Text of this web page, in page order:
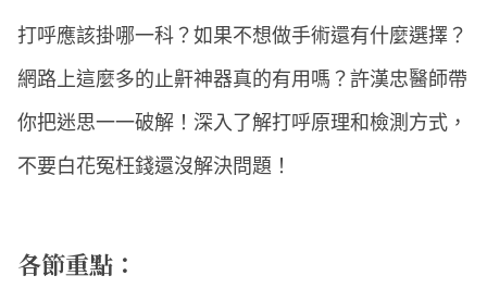
打呼應該掛哪一科？如果不想做手術還有什麼選擇？
網路上這麼多的止鼾神器真的有用嗎？許漢忠醫師帶
你把迷思一一破解！深入了解打呼原理和檢測方式，
不要白花冤枉錢還沒解決問題！
各節重點：